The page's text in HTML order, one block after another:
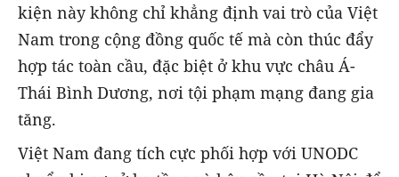
kiện này không chỉ khẳng định vai trò của Việt
Nam trong cộng đồng quốc tế mà còn thúc đẩy
hợp tác toàn cầu, đặc biệt ở khu vực châu Á-
Thái Bình Dương, nơi tội phạm mạng đang gia
tăng.
Việt Nam đang tích cực phối hợp với UNODC